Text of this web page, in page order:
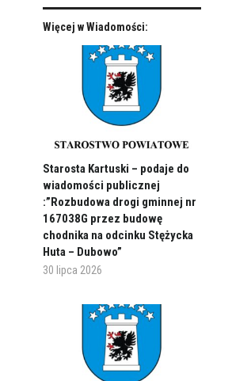
Więcej w Wiadomości:
Starosta Kartuski – podaje do
wiadomości publicznej
:”Rozbudowa drogi gminnej nr
167038G przez budowę
chodnika na odcinku Stężycka
Huta – Dubowo”
30 lipca 2026